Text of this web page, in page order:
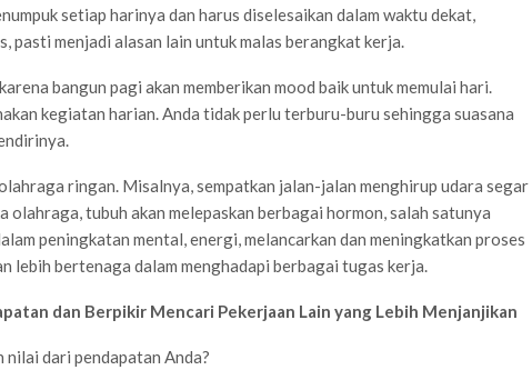
setiap harinya dan harus diselesaikan dalam waktu dekat,
pasti menjadi alasan lain untuk malas berangkat kerja.
bangun pagi akan memberikan mood baik untuk memulai hari.
kegiatan harian. Anda tidak perlu terburu-buru sehingga suasana
ringan. Misalnya, sempatkan jalan-jalan menghirup udara segar
olahraga, tubuh akan melepaskan berbagai hormon, salah satunya
peningkatan mental, energi, melancarkan dan meningkatkan proses
lebih bertenaga dalam menghadapi berbagai tugas kerja.
dan Berpikir Mencari Pekerjaan Lain yang Lebih Menjanjikan
nilai dari pendapatan Anda?